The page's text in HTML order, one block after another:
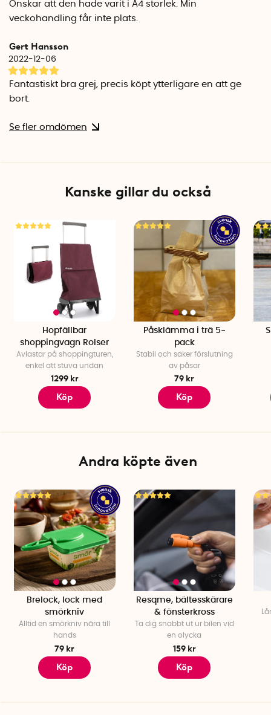
Önskar att den hade varit i A4 storlek. Min
veckohandling får inte plats.
Gert Hansson
2022-12-06
Fantastiskt bra grej, precis köpt ytterligare en att ge
bort.
Se fler omdömen
Kanske gillar du också
Hopfällbar
shoppingvagn Rolser
Avlastar på shoppingturen,
enkel att stuva undan
1299 kr
Köp
Påsklämma i trä 5-
pack
Stabil och säker förslutning
av påsar
79 kr
Köp
Andra köpte även
Brelock, lock med
smörkniv
Alltid en smörkniv nära till
hands
79 kr
Köp
Resqme, bältesskärare
& fönsterkross
Ta dig snabbt ut ur bilen vid
en olycka
159 kr
Köp